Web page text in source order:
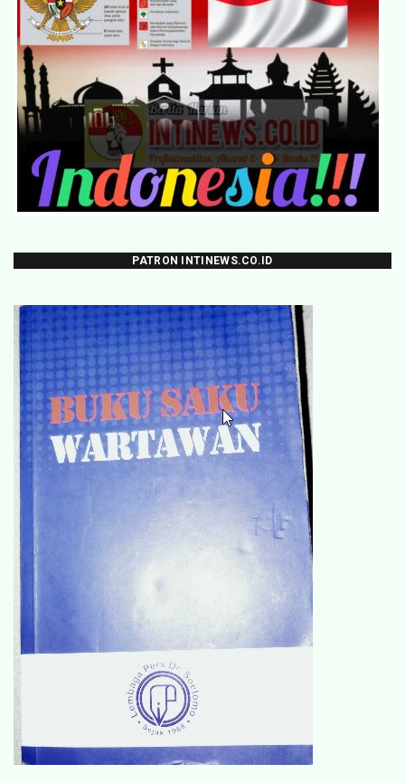
PATRON INTINEWS.CO.ID